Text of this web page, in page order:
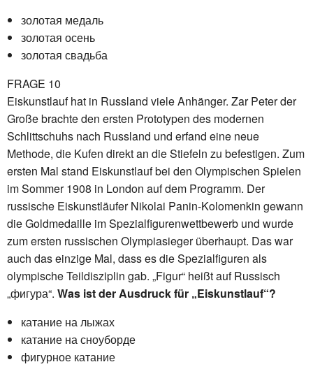
золотая медаль
золотая осень
золотая свадьба
FRAGE 10
Eiskunstlauf hat in Russland viele Anhänger. Zar Peter der
Große brachte den ersten Prototypen des modernen
Schlittschuhs nach Russland und erfand eine neue
Methode, die Kufen direkt an die Stiefeln zu befestigen. Zum
ersten Mal stand Eiskunstlauf bei den Olympischen Spielen
im Sommer 1908 in London auf dem Programm. Der
russische Eiskunstläufer Nikolai Panin-Kolomenkin gewann
die Goldmedaille im Spezialfigurenwettbewerb und wurde
zum ersten russischen Olympiasieger überhaupt. Das war
auch das einzige Mal, dass es die Spezialfiguren als
olympische Teildisziplin gab. „Figur“ heißt auf Russisch
„фигура“. Was ist der Ausdruck für „Eiskunstlauf“?
катание на лыжах
катание на сноуборде
фигурное катание